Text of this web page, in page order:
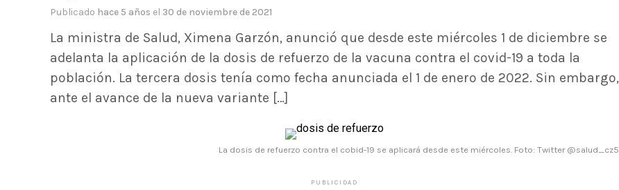
Publicado hace 5 años el 30 de noviembre de 2021
La ministra de Salud, Ximena Garzón, anunció que desde este miércoles 1 de diciembre se
adelanta la aplicación de la dosis de refuerzo de la vacuna contra el covid-19 a toda la
población. La tercera dosis tenía como fecha anunciada el 1 de enero de 2022. Sin embargo,
ante el avance de la nueva variante […]
La dosis de refuerzo contra el cobid-19 se aplicará desde este miércoles. Foto: Twitter @salud_cz5
PUBLICIDAD